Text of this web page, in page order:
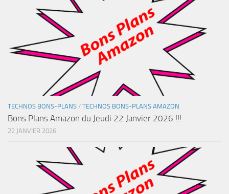
TECHNOS BONS-PLANS / TECHNOS BONS-PLANS AMAZON
Bons Plans Amazon du Jeudi 22 Janvier 2026 !!!
22 JANVIER 2026